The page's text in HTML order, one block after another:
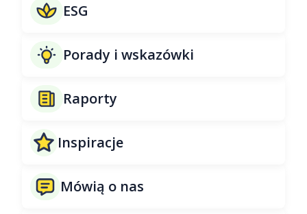
ESG
Porady i wskazówki
Raporty
Inspiracje
Mówią o nas